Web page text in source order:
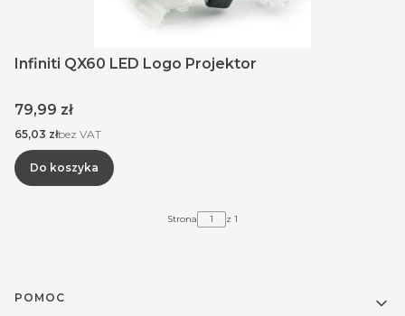
Infiniti QX60 LED Logo Projektor
Cena
79,99 zł
Cena
65,03 złbez VAT
Do koszyka
Strona z 1
Linki w stopce
POMOC